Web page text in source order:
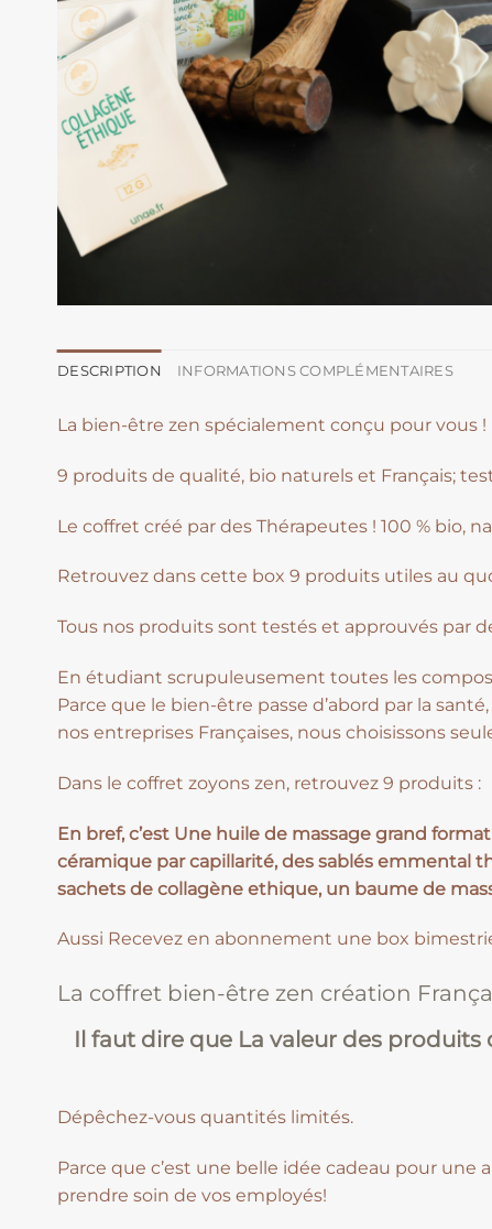
DESCRIPTION INFORMATIONS COMPLÉMENTAIRES
La bien-être zen spécialement conçu pour vous !
9 produits de qualité, bio naturels et Français;
Le coffret créé par des Thérapeutes ! 100 % bio,
Retrouvez dans cette box 9 produits utiles au
Tous nos produits sont testés et approuvés par
En étudiant scrupuleusement toutes les
Parce que le bien-être passe d’abord par la
nos entreprises Françaises, nous choisissons
Dans le coffret zoyons zen, retrouvez 9 produits :
En bref, c’est Une huile de massage grand
céramique par capillarité, des sablés
sachets de collagène ethique, un baume de
Aussi Recevez en abonnement une box
La coffret bien-être zen création
Il faut dire que La valeur des
Dépêchez-vous quantités limités.
Parce que c’est une belle idée cadeau pour
prendre soin de vos employés!